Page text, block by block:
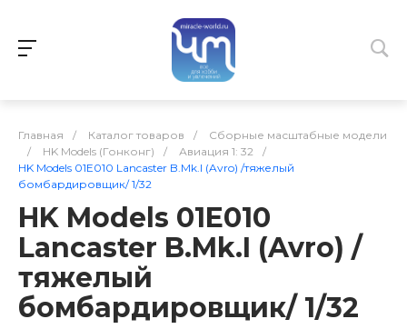
Главная / Каталог товаров /
Сборные масштабные модели
/
HK Models (Гонконг) / Авиация 1: 32
/
HK Models 01E010 Lancaster B.Mk.I (Avro) /тяжелый
бомбардировщик/ 1/32
HK Models 01E010
Lancaster B.Mk.I (Avro) /
тяжелый
бомбардировщик/ 1/32